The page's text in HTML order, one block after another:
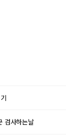
검사하는날